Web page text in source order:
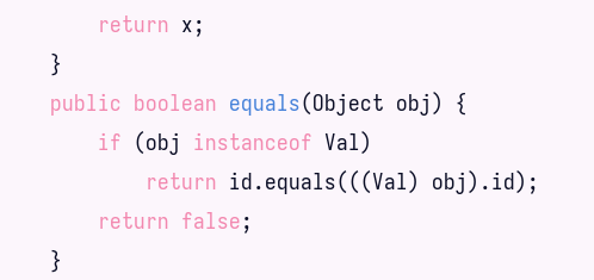
return x;
    }
public boolean equals(Object obj)
{
if (obj instanceof Val)
return id.equals(((Val) obj).id);
return false;
    }